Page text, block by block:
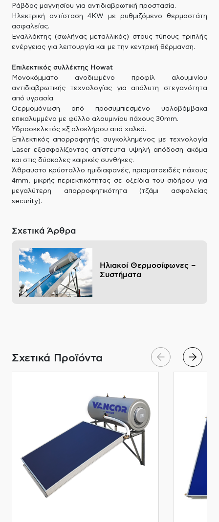
Ράβδος μαγνησίου για αντιδιαβρωτική προστασία.
Ηλεκτρική αντίσταση 4KW με ρυθμιζόμενο θερμοστάτη
ασφαλείας.
Εναλλάκτης (σωλήνας μεταλλικός) στους τύπους τριπλής
ενέργειας για λειτουργία και με την κεντρική θέρμανση.
Επιλεκτικός συλλέκτης Howat
Μονοκόμματο ανοδιωμένο προφίλ αλουμινίου
αντιδιαβρωτικής τεχνολογίας για απόλυτη στεγανότητα
από υγρασία.
Θερμομόνωση από προσυμπιεσμένο υαλοβάμβακα
επικαλυμμένο με φύλλο αλουμινίου πάχους 30mm.
Υδροσκελετός εξ ολοκλήρου από χαλκό.
Επιλεκτικός απορροφητής συγκολλημένος με τεχνολογία
Laser εξασφαλίζοντας απίστευτα υψηλή απόδοση ακόμα
και στις δύσκολες καιρικές συνθήκες.
Άθραυστο κρύσταλλο ημιδιαφανές, πρισματοειδές πάχους
4mm, μικρής περιεκτικότητας σε οξείδια του σιδήρου για
μεγαλύτερη απορροφητικότητα (τζάμι ασφαλείας
security).
Σχετικά Άρθρα
Ηλιακοί Θερμοσίφωνες –
Συστήματα
Σχετικά Προϊόντα